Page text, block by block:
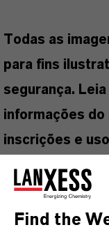
Todas as
para fins
segurança.
informações
inscrições e
com a região e
usos
com seu
Find the